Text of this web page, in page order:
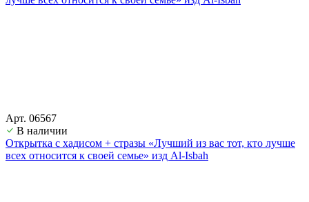
Арт. 06567
В наличии
Открытка с хадисом + стразы «Лучший из вас тот, кто лучше
всех относится к своей семье» изд Al-Isbah